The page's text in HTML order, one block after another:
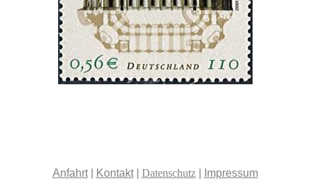
Anfahrt| Kontakt| Datenschutz| Impressum